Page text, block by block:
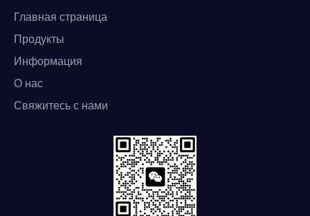
Главная страница
Продукты
Информация
О нас
Свяжитесь с нами